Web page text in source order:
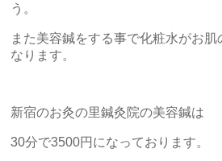
う。
また美容鍼をする事で化粧水がお肌
なります。
新宿のお灸の里鍼灸院の美容鍼は
30分で3500円になっております。